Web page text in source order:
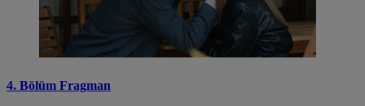
4. Bölüm Fragman